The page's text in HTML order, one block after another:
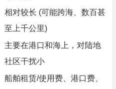
相对较长 (可能跨海、数百甚
至上千公里)
主要在港口和海上，对陆地
社区干扰小
船舶租赁/使用费、港口费、